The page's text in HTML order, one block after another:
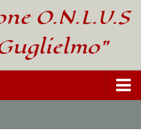
O.N.L.U.S